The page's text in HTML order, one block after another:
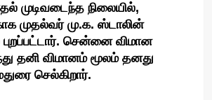
முடிவடைந்த நிலையில்,
முதல்வர் மு.க. ஸ்டாலின்
சென்னை விமான
தனி விமானம் மூலம் தனது
செல்கிறார்.